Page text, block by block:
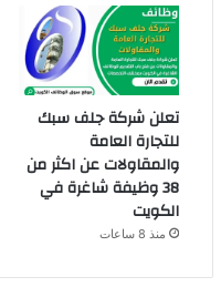
تعلن شركة جلف سبك
للتجارة العامة
والمقاولات عن اكثر من
38 وظيفة شاغرة في
الكويت
منذ 8 ساعات